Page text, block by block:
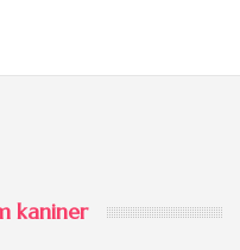
kaniner